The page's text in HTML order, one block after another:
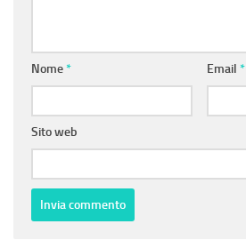
Nome* Email *
Sito web